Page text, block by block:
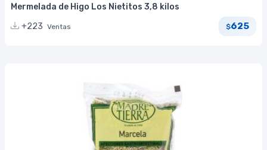
Mermelada de Higo Los Nietitos 3,8 kilos
+223 Ventas $625